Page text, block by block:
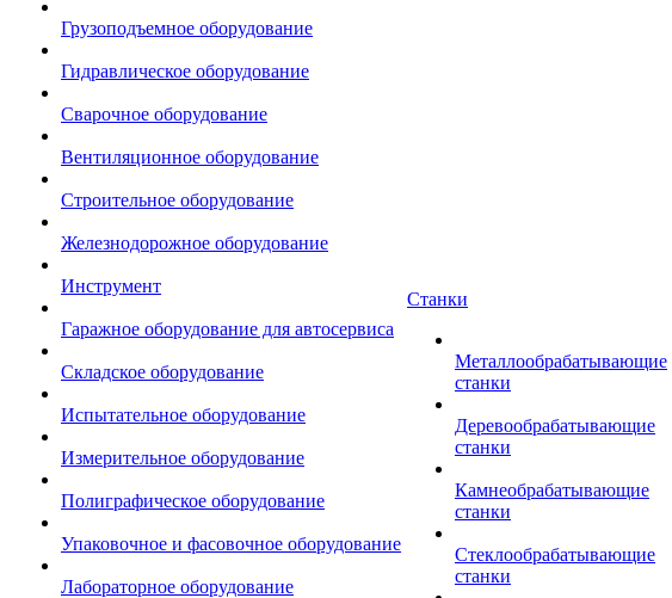
Грузоподъемное оборудование
Гидравлическое оборудование
Сварочное оборудование
Вентиляционное оборудование
Строительное оборудование
Железнодорожное оборудование
Инструмент
Гаражное оборудование для автосервиса
Складское оборудование
Испытательное оборудование
Измерительное оборудование
Полиграфическое оборудование
Упаковочное и фасовочное оборудование
Лабораторное оборудование
Станки
Металлообрабатывающие
станки
Деревообрабатывающие
станки
Камнеобрабатывающие
станки
Стеклообрабатывающие
станки